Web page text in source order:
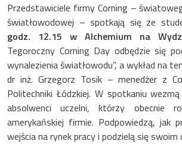
Przedstawiciele firmy Corning –
światłowodowej – spotkają się ze
godz. 12.15 w Alchemium na
Tegoroczny Corning Day odbędzie się
wynalezienia światłowodu”, a wykład na
dr inż. Grzegorz Tosik – menedżer z
Politechniki Łódzkiej. W spotkaniu
absolwenci uczelni, którzy obecnie
amerykańskiej firmie. Podpowiedzą, jak
wejścia na rynek pracy i podzielą się swoim